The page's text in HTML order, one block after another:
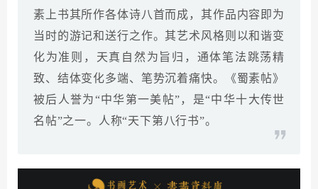
素上书其所作各体诗八首而成，其作品内容即为
当时的游记和送行之作。其艺术风格则以和谐变
化为准则，天真自然为旨归，通体笔法跳荡精
致、结体变化多端、笔势沉着痛快。《蜀素帖》
被后人誉为“中华第一美帖”，是“中华十大传世
名帖”之一。人称“天下第八行书”。